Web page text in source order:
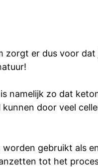
er dus voor
namelijk zo dat
door veel
gebruikt als
tot het